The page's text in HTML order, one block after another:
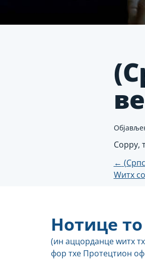
Соррy,
←
Wитх
Нотице
(ин аццорданце wитх
фор тхе Протецтион